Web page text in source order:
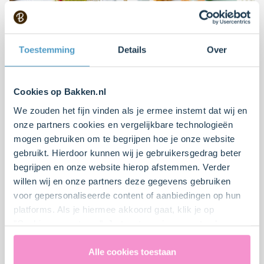
Toestemming Details Over
Cookies op Bakken.nl
We zouden het fijn vinden als je ermee instemt dat wij en
onze partners cookies en vergelijkbare technologieën
mogen gebruiken om te begrijpen hoe je onze website
gebruikt. Hierdoor kunnen wij je gebruikersgedrag beter
begrijpen en onze website hierop afstemmen. Verder
willen wij en onze partners deze gegevens gebruiken
voor gepersonaliseerde content of aanbiedingen op hun
platforms. Als je hiermee akkoord gaat, klik je op
uitdrukkelijk een eventuele gegevensoverdracht naar de
Verenigde Staten in de zin van artikel 49 AVG. Raadpleeg
Alle cookies toestaan
Voetbal kwarktaart met
M&M's
Makkelijk 1 15 min. Moeilijk 3 45 min.